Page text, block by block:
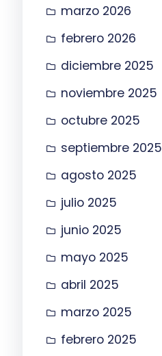
marzo 2026
febrero 2026
diciembre 2025
noviembre 2025
octubre 2025
septiembre 2025
agosto 2025
julio 2025
junio 2025
mayo 2025
abril 2025
marzo 2025
febrero 2025